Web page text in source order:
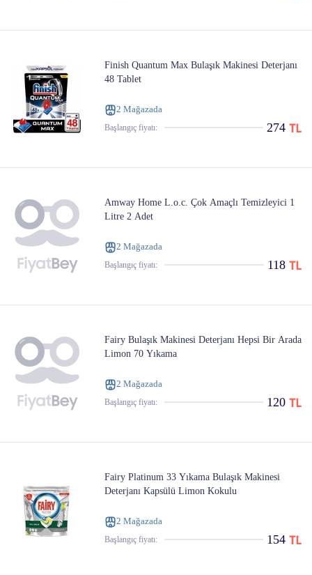
Finish Quantum Max Bulaşık Makinesi Deterjanı
48 Tablet
2 Mağazada
Başlangıç ​​fiyatı: 274
Amway Home L.o.c. Çok Amaçlı Temizleyici 1
Litre 2 Adet
2 Mağazada
Başlangıç ​​fiyatı: 118
Fairy Bulaşık Makinesi Deterjanı Hepsi Bir Arada
Limon 70 Yıkama
2 Mağazada
Başlangıç ​​fiyatı: 120
Fairy Platinum 33 Yıkama Bulaşık Makinesi
Deterjanı Kapsülü Limon Kokulu
2 Mağazada
Başlangıç ​​fiyatı: 154